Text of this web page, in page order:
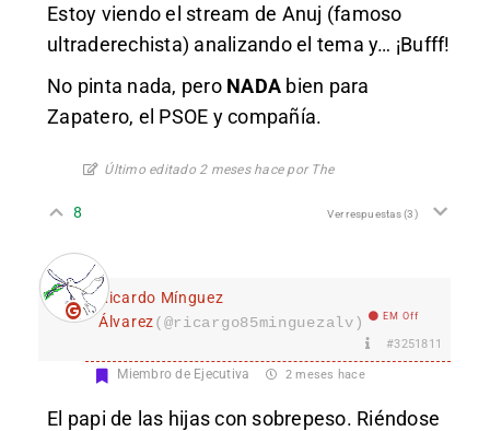
Estoy viendo el stream de Anuj (famoso
ultraderechista) analizando el tema y… ¡Bufff!
No pinta nada, pero NADA bien para
Zapatero, el PSOE y compañía.
Último editado 2 meses hace por The
8 Ver respuestas(3)
Ricardo Mínguez
Álvarez(@ricargo85minguezalv) EM Off
#3251811
Miembro de Ejecutiva 2 meses hace
El papi de las hijas con sobrepeso. Riéndose